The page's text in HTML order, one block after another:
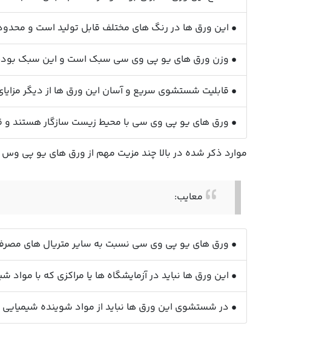
• این ورق ها در رنگ های مختلف قابل تولید است و
• وزن ورق های یو پی وی سی سبک است و این سبک بودن
• قابلیت شستشوی سریع و آسان این ورق ها از دیگر
• ورق های یو پی وی سی با محیط زیست سازگار هستند و
موارد ذکر شده در بالا چند مزیت مهم از ورق های یو پی وس
معایب:
• ورق های یو پی وی سی نسبت به سایر متریال های
• این ورق ها نباید در آزمایشگاه ها یا مراکزی که با مواد
• در شستشوی این ورق ها نباید از مواد شوینده